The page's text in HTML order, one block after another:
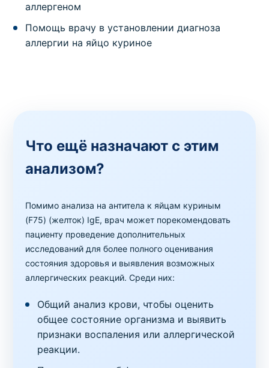
аллергеном
Помощь врачу в установлении диагноза
аллергии на яйцо куриное
Что ещё назначают с этим
анализом?
Помимо анализа на антитела к яйцам куриным
(F75) (желток) IgE, врач может порекомендовать
пациенту проведение дополнительных
исследований для более полного оценивания
состояния здоровья и выявления возможных
аллергических реакций. Среди них:
Общий анализ крови, чтобы оценить
общее состояние организма и выявить
признаки воспаления или аллергической
реакции.